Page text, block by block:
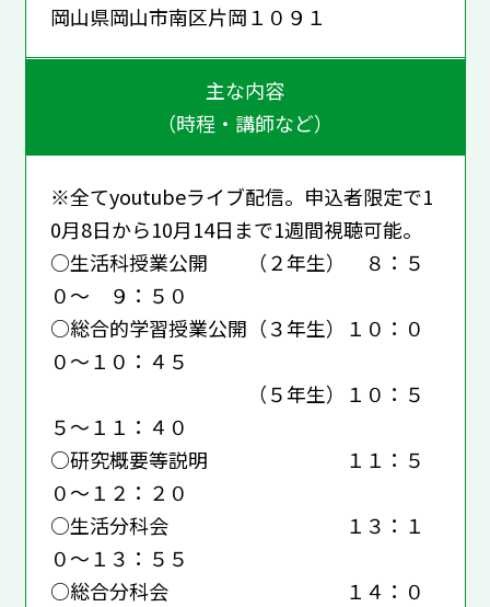
岡山県岡山市南区片岡１０９１
主な内容
（時程・講師など）
※全てyoutubeライブ配信。申込者限定で1
0月8日から10月14日まで1週間視聴可能。
○生活科授業公開 （２年生） ８：５
０～ ９：５０
○総合的学習授業公開（３年生）１０：０
０～１０：４５
（５年生）１０：５
５～１１：４０
○研究概要等説明 １１：５
０～１２：２０
○生活分科会 １３：１
０～１３：５５
○総合分科会 １４：０